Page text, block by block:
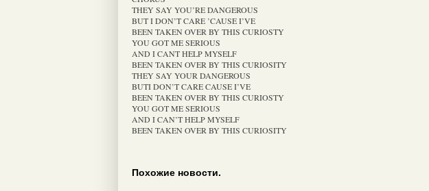
THEY SAY YOU’RE DANGEROUS
BUT I DON’T CARE ’CAUSE I’VE
BEEN TAKEN OVER BY THIS CURIOSTY
YOU GOT ME SERIOUS
AND I CANT HELP MYSELF
BEEN TAKEN OVER BY THIS CURIOSITY
THEY SAY YOUR DANGEROUS
BUTI DON’T CARE CAUSE I’VE
BEEN TAKEN OVER BY THIS CURIOSTY
YOU GOT ME SERIOUS
AND I CAN’T HELP MYSELF
BEEN TAKEN OVER BY THIS CURIOSITY
Похожие новости.